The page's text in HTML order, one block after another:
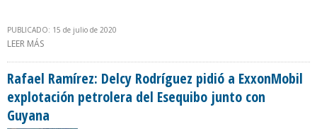
PUBLICADO: 15 de julio de 2020
LEER MÁS
QUEDARSE CON CITGO
Rafael Ramírez: Delcy Rodríguez pidió a ExxonMobil
explotación petrolera del Esequibo junto con
Guyana